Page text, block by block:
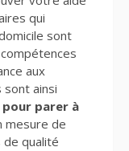
qui
sont
aux
sont ainsi
parer à
mesure de
qualité